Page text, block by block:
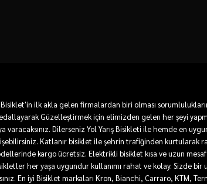
ilk akla gelen firmalardan biri olması
Güzelleştirmek için elimizden gelen her şeyi
varacaksınız. Dilerseniz Yol Yarış Bisikleti ile hemde en
Katlanır bisiklet ile şehrin trafiğinden kurtularak
kargo ücretsiz. Elektrikli bisiklet kısa ve uzun
her yaşa uygundur kullanımı rahat ve kolay. Sizde
En iyi Bisiklet markaları Kron, Bianchi, Carraro, KTM,